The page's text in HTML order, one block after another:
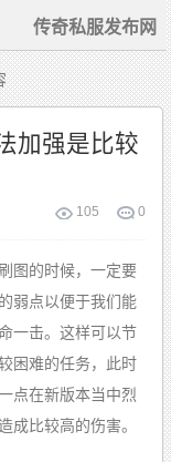
传奇私服发布网
加强是比较
105 0
图的时候，一定要
弱点以便于我们能
一击。这样可以节
困难的任务，此时
点在新版本当中烈
成比较高的伤害。